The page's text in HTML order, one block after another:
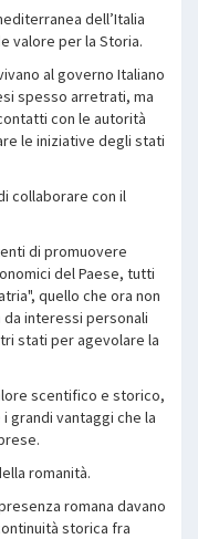
dell’Italia
valore per la Storia.
al governo Italiano
spesso arretrati, ma
con le autorità
le iniziative degli stati
collaborare con il
di promuovere
del Paese, tutti
quello che ora non
interessi personali
stati per agevolare la
scentifico e storico,
grandi vantaggi che la
romanità.
romana davano
storica fra